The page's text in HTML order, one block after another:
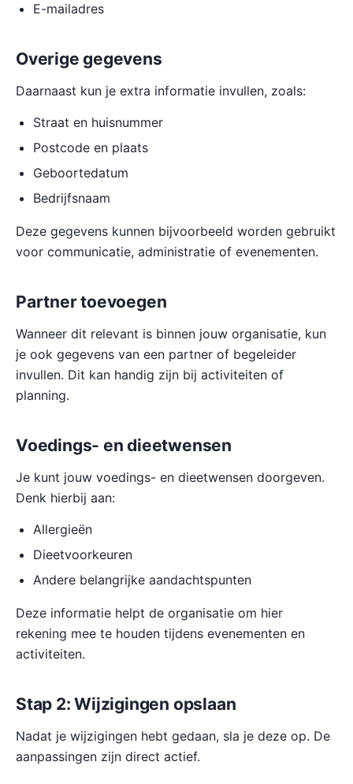
E-mailadres
Overige gegevens
Daarnaast kun je extra informatie invullen, zoals:
Straat en huisnummer
Postcode en plaats
Geboortedatum
Bedrijfsnaam
Deze gegevens kunnen bijvoorbeeld worden gebruikt
voor communicatie, administratie of evenementen.
Partner toevoegen
Wanneer dit relevant is binnen jouw organisatie, kun
je ook gegevens van een partner of begeleider
invullen. Dit kan handig zijn bij activiteiten of
planning.
Voedings- en dieetwensen
Je kunt jouw voedings- en dieetwensen doorgeven.
Denk hierbij aan:
Allergieën
Dieetvoorkeuren
Andere belangrijke aandachtspunten
Deze informatie helpt de organisatie om hier
rekening mee te houden tijdens evenementen en
activiteiten.
Stap 2: Wijzigingen opslaan
Nadat je wijzigingen hebt gedaan, sla je deze op. De
aanpassingen zijn direct actief.